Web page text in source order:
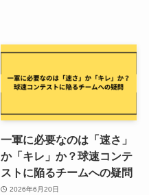
一軍に必要なのは「速さ」
か「キレ」か？球速コンテ
ストに陥るチームへの疑問
2026年6月20日